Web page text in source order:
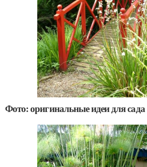
Фото: оригинальные идеи для